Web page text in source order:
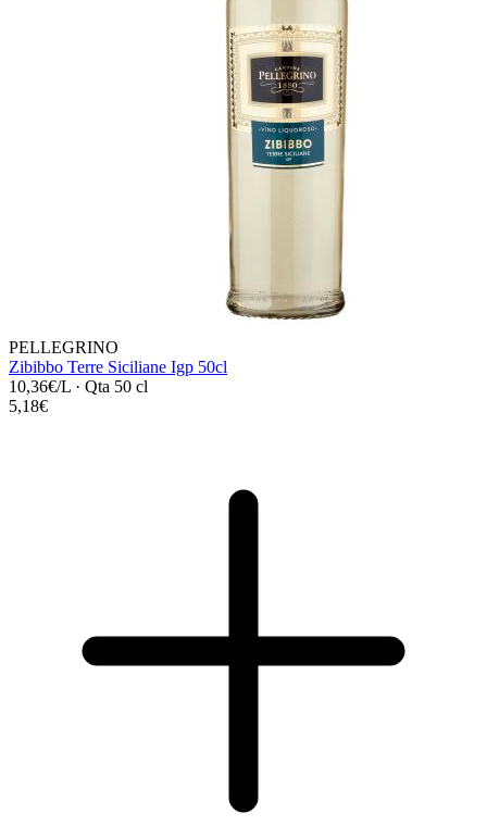
PELLEGRINO
Zibibbo Terre Siciliane Igp 50cl
10,36€/L · Qta 50 cl
5,18€